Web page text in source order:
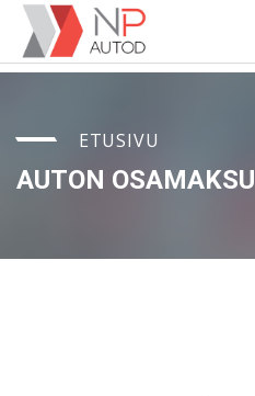
ETUSIVU
AUTON OSAMAKSU